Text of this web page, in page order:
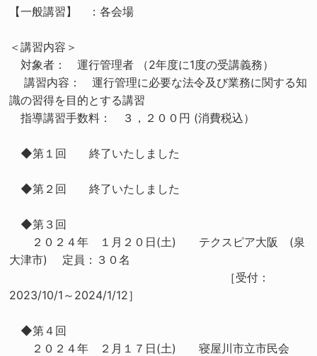
【一般講習】 ：各会場
＜講習内容＞
対象者： 運行管理者 （2年度に1度の受講義務）
講習内容： 運行管理に必要な法令及び業務に関する知
識の習得を目的とする講習
指導講習手数料： ３，２００円 (消費税込）
◆第１回 終了いたしました
◆第２回 終了いたしました
◆第３回
２０２４年 １月２０日(土) テクスピア大阪 (泉
大津市) 定員：３０名
［受付：
2023/10/1～2024/1/12］
◆第４回
２０２４年 ２月１７日(土) 寝屋川市立市民会